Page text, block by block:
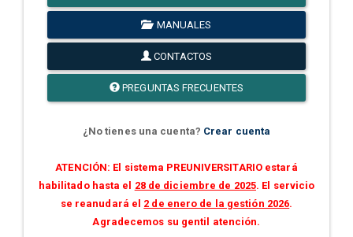
MANUALES
CONTACTOS
PREGUNTAS FRECUENTES
¿No tienes una cuenta? Crear cuenta
ATENCIÓN: El sistema PREUNIVERSITARIO estará
habilitado hasta el 28 de diciembre de 2025. El servicio
se reanudará el 2 de enero de la gestión 2026.
Agradecemos su gentil atención.